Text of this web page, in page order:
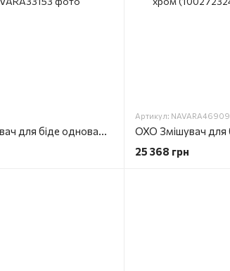
LIGNAGE LUXE Змішувач для біде одноважільний 3/8" з аератором, золото (100241761)
Артикул: NAVARA46909
25 368 грн